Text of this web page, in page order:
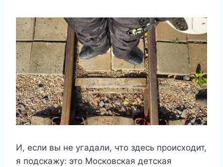
И, если вы не угадали, что здесь происходит,
я подскажу: это Московская детская